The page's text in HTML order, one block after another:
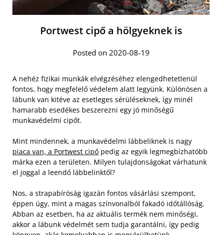
Portwest cipő a hölgyeknek is
Posted on 2020-08-19
A nehéz fizikai munkák elvégzéséhez elengedhetetlenül
fontos, hogy megfelelő védelem alatt legyünk. Különösen a
lábunk van kitéve az esetleges sérüléseknek, így minél
hamarabb esedékes beszerezni egy jó minőségű
munkavédelmi cipőt.
Mint mindennek, a munkavédelmi lábbeliknek is nagy
piaca van, a Portwest cipő pedig az egyik legmegbízhatóbb
márka ezen a területen. Milyen tulajdonságokat várhatunk
el joggal a leendő lábbelinktől?
Nos, a strapabíróság igazán fontos vásárlási szempont,
éppen úgy, mint a magas színvonalból fakadó időtállóság.
Abban az esetben, ha az aktuális termék nem minőségi,
akkor a lábunk védelmét sem tudja garantálni, így pedig